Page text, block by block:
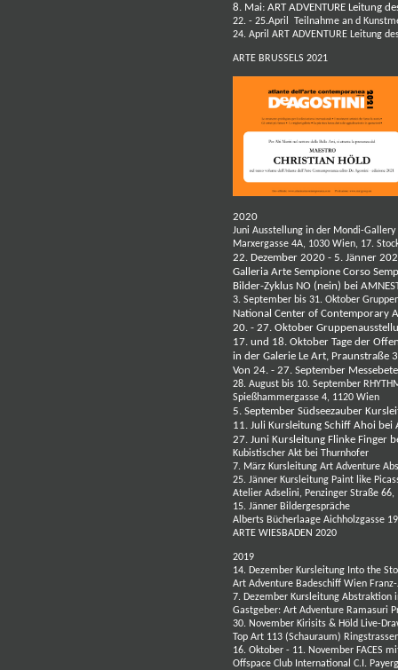
8. Mai: ART ADVENTURE Leitung
22. - 25.April Teilnahme an d
24. April ART ADVENTURE Leitung
ARTE BRUSSELS 2021
2020
Juni Ausstellung in der Mondi-Gallery
Marxergasse 4A, 1030 Wien, 17.
22. Dezember 2020 - 5. Jänner
Galleria Arte Sempione Corso
Bilder-Zyklus NO (nein) bei
3. September bis 31. Oktober
National Center of Contemporary
20. - 27. Oktober
17. und 18. Oktober Tage der
in der Galerie Le Art, Praunstraße
Von 24. - 27. September
28. August bis 10. September
Spießhammergasse 4, 1120 Wien
5. September Südseezauber
11. Juli Kursleitung Schiff Ahoi bei
27. Juni Kursleitung Flinke Finger
Kubistischer Akt bei Thurnhofer
7. März Kursleitung Art Adventure
25. Jänner Kursleitung Paint like
Atelier Adselini, Penzinger Straße
15. Jänner Bildergespräche
Alberts Bücherlaage Aichholzgasse
ARTE WIESBADEN 2020
2019
14. Dezember Kursleitung Into the
Art Adventure Badeschiff Wien
7. Dezember Kursleitung Abstraktion
Gastgeber: Art Adventure Ramasuri
30. November Kirisits & Höld Live-
Top Art 113 (Schauraum)
16. Oktober - 11. November FACES
Offspace Club International C.I.